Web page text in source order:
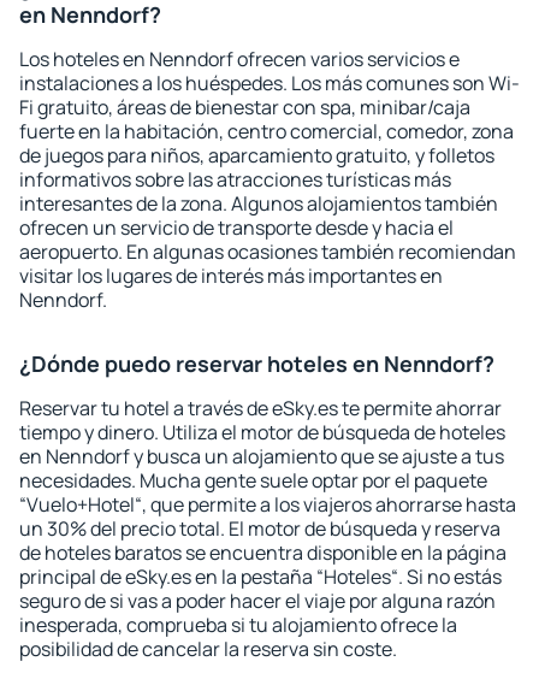
en Nenndorf?
Los hoteles en Nenndorf ofrecen varios servicios e
instalaciones a los huéspedes. Los más comunes son Wi-
Fi gratuito, áreas de bienestar con spa, minibar/caja
fuerte en la habitación, centro comercial, comedor, zona
de juegos para niños, aparcamiento gratuito, y folletos
informativos sobre las atracciones turísticas más
interesantes de la zona. Algunos alojamientos también
ofrecen un servicio de transporte desde y hacia el
aeropuerto. En algunas ocasiones también recomiendan
visitar los lugares de interés más importantes en
Nenndorf.
¿Dónde puedo reservar hoteles en Nenndorf?
Reservar tu hotel a través de eSky.es te permite ahorrar
tiempo y dinero. Utiliza el motor de búsqueda de hoteles
en Nenndorf y busca un alojamiento que se ajuste a tus
necesidades. Mucha gente suele optar por el paquete
“Vuelo+Hotel“, que permite a los viajeros ahorrarse hasta
un 30% del precio total. El motor de búsqueda y reserva
de hoteles baratos se encuentra disponible en la página
principal de eSky.es en la pestaña “Hoteles“. Si no estás
seguro de si vas a poder hacer el viaje por alguna razón
inesperada, comprueba si tu alojamiento ofrece la
posibilidad de cancelar la reserva sin coste.